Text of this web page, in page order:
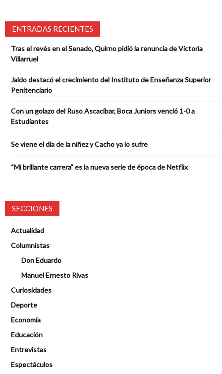
ENTRADAS RECIENTES
Tras el revés en el Senado, Quirno pidió la renuncia de Victoria
Villarruel
Jaldo destacó el crecimiento del Instituto de Enseñanza Superior
Penitenciario
Con un golazo del Ruso Ascacíbar, Boca Juniors venció 1-0 a
Estudiantes
Se viene el día de la niñez y Cacho ya lo sufre
“Mi brillante carrera” es la nueva serie de época de Netflix
SECCIONES
Actualidad
Columnistas
Don Eduardo
Manuel Ernesto Rivas
Curiosidades
Deporte
Economía
Educación
Entrevistas
Espectáculos